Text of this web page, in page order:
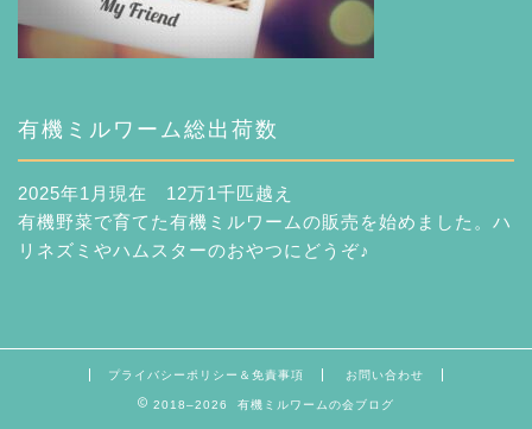
有機ミルワーム総出荷数
2025年1月現在 12万1千匹越え
有機野菜で育てた有機ミルワームの販売を始めました。ハ
リネズミやハムスターのおやつにどうぞ♪
プライバシーポリシー＆免責事項 お問い合わせ
2018–2026 有機ミルワームの会ブログ